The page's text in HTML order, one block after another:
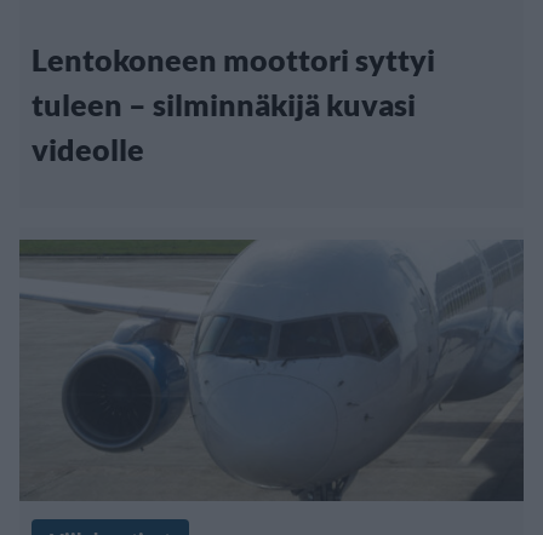
Lentokoneen moottori syttyi
tuleen – silminnäkijä kuvasi
videolle